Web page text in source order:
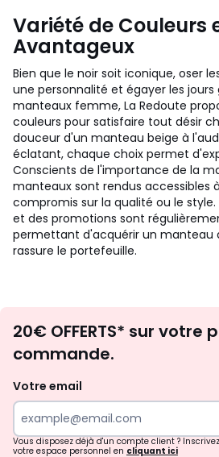
Variété de Couleurs
Avantageux
Bien que le noir soit iconique, oser
une personnalité et égayer les jours
manteaux femme, La Redoute
couleurs pour satisfaire tout désir
douceur d'un manteau beige à
éclatant, chaque choix permet
Conscients de l'importance de la
manteaux sont rendus accessibles
compromis sur la qualité ou le
et des promotions sont
permettant d'acquérir un manteau
rassure le portefeuille.
20€ OFFERTS* sur votre
commande.
Votre email
Vous disposez déjà d'un compte client ?
votre espace personnel en cliquant ici